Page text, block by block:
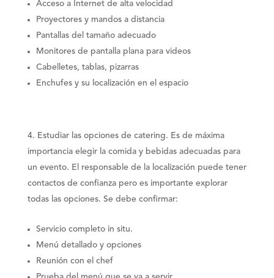
Acceso a Internet de alta velocidad
Proyectores y mandos a distancia
Pantallas del tamaño adecuado
Monitores de pantalla plana para videos
Cabelletes, tablas, pizarras
Enchufes y su localización en el espacio
Estudiar las opciones de catering. Es de máxima
importancia elegir la comida y bebidas adecuadas para
un evento. El responsable de la localización puede tener
contactos de confianza pero es importante explorar
todas las opciones. Se debe confirmar:
Servicio completo in situ.
Menú detallado y opciones
Reunión con el chef